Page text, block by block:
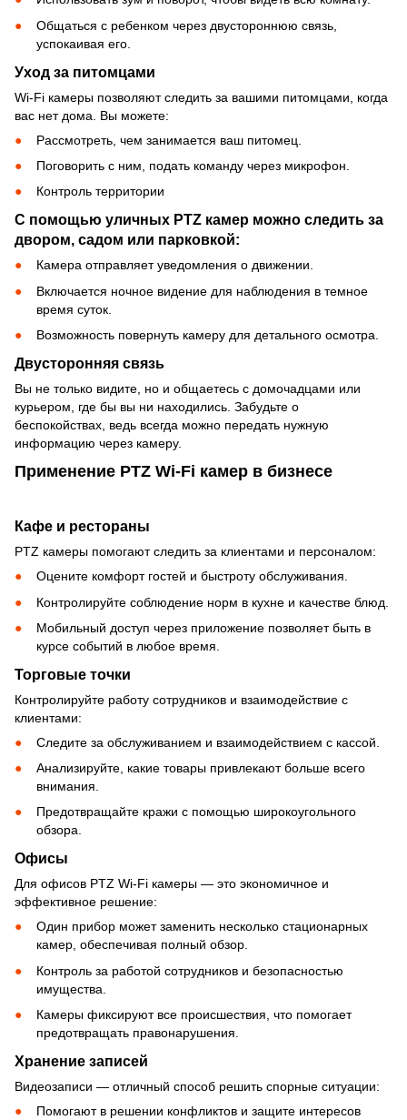
Общаться с ребенком через двустороннюю связь,
успокаивая его.
Уход за питомцами
Wi-Fi камеры позволяют следить за вашими питомцами, когда
вас нет дома. Вы можете:
Рассмотреть, чем занимается ваш питомец.
Поговорить с ним, подать команду через микрофон.
Контроль территории
С помощью уличных PTZ камер можно следить за
двором, садом или парковкой:
Камера отправляет уведомления о движении.
Включается ночное видение для наблюдения в темное
время суток.
Возможность повернуть камеру для детального осмотра.
Двусторонняя связь
Вы не только видите, но и общаетесь с домочадцами или
курьером, где бы вы ни находились. Забудьте о
беспокойствах, ведь всегда можно передать нужную
информацию через камеру.
Применение PTZ Wi-Fi камер в бизнесе
Кафе и рестораны
PTZ камеры помогают следить за клиентами и персоналом:
Оцените комфорт гостей и быстроту обслуживания.
Контролируйте соблюдение норм в кухне и качестве блюд.
Мобильный доступ через приложение позволяет быть в
курсе событий в любое время.
Торговые точки
Контролируйте работу сотрудников и взаимодействие с
клиентами:
Следите за обслуживанием и взаимодействием с кассой.
Анализируйте, какие товары привлекают больше всего
внимания.
Предотвращайте кражи с помощью широкоугольного
обзора.
Офисы
Для офисов PTZ Wi-Fi камеры — это экономичное и
эффективное решение:
Один прибор может заменить несколько стационарных
камер, обеспечивая полный обзор.
Контроль за работой сотрудников и безопасностью
имущества.
Камеры фиксируют все происшествия, что помогает
предотвращать правонарушения.
Хранение записей
Видеозаписи — отличный способ решить спорные ситуации:
Помогают в решении конфликтов и защите интересов